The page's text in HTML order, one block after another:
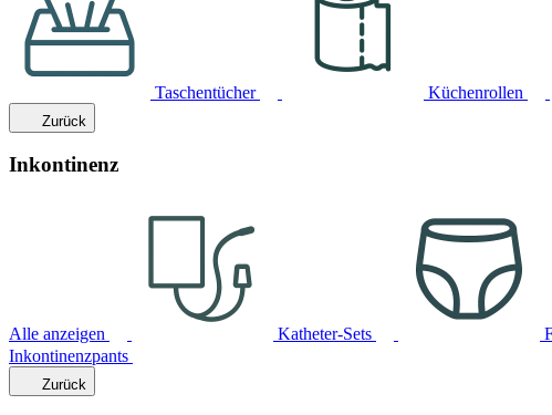
Taschentücher Küchenrollen
Zurück
Inkontinenz
Alle anzeigen Katheter-Sets
Inkontinenzpants
Zurück